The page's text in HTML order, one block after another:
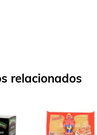
relacionados